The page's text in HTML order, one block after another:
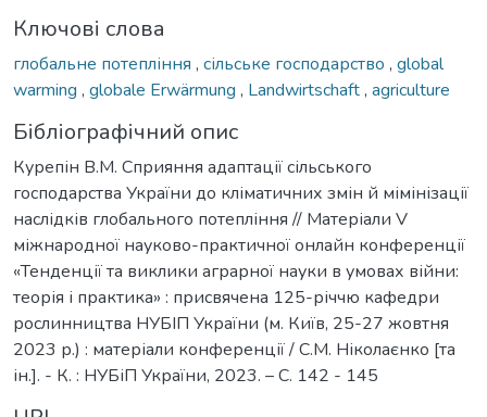
Ключові слова
глобальне потепління , сільське господарство , global
warming , globale Erwärmung , Landwirtschaft, agriculture
Бібліографічний опис
Курепін В.М. Сприяння адаптації сільського
господарства України до кліматичних змін й мімінізації
наслідків глобального потепління // Матеріали V
міжнародної науково-практичної онлайн конференції
«Тенденції та виклики аграрної науки в умовах війни:
теорія і практика» : присвячена 125-річчю кафедри
рослинництва НУБІП України (м. Київ, 25-27 жовтня
2023 р.) : матеріали конференції / С.М. Ніколаєнко [та
ін.]. - К. : НУБіП України, 2023. – С. 142 - 145